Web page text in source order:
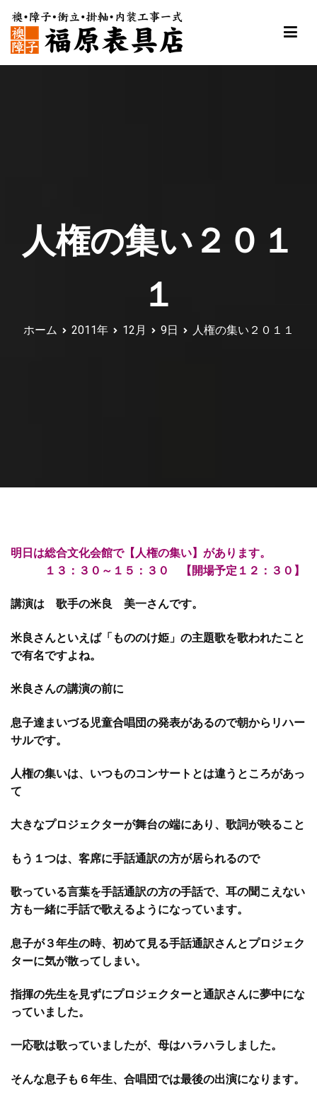
福原表具店
人権の集い２０１
１
ホーム 2011年 12月 9日 人権の集い２０１１
明日は総合文化会館で【人権の集い】があります。
１３：３０～１５：３０ 【開場予定１２：３０】
講演は 歌手の米良 美一さんです。
米良さんといえば「もののけ姫」の主題歌を歌われたこと
で有名ですよね。
米良さんの講演の前に
息子達まいづる児童合唱団の発表があるので朝からリハー
サルです。
人権の集いは、いつものコンサートとは違うところがあっ
て
大きなプロジェクターが舞台の端にあり、歌詞が映ること
もう１つは、客席に手話通訳の方が居られるので
歌っている言葉を手話通訳の方の手話で、耳の聞こえない
方も一緒に手話で歌えるようになっています。
息子が３年生の時、初めて見る手話通訳さんとプロジェク
ターに気が散ってしまい。
指揮の先生を見ずにプロジェクターと通訳さんに夢中にな
っていました。
一応歌は歌っていましたが、母はハラハラしました。
そんな息子も６年生、合唱団では最後の出演になります。